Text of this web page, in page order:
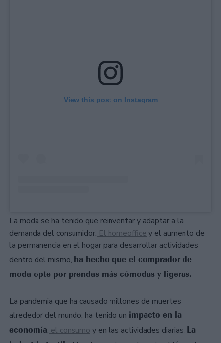
View this post on Instagram
La moda se ha tenido que reinventar y adaptar a la
demanda del consumidor. El homeoffice y el aumento de
la permanencia en el hogar para desarrollar actividades
dentro del mismo, ha hecho que el comprador de
moda opte por prendas más cómodas y ligeras.
La pandemia que ha causado millones de muertes
alrededor del mundo, ha tenido un impacto en la
economía, el consumo y en las actividades diarias. La